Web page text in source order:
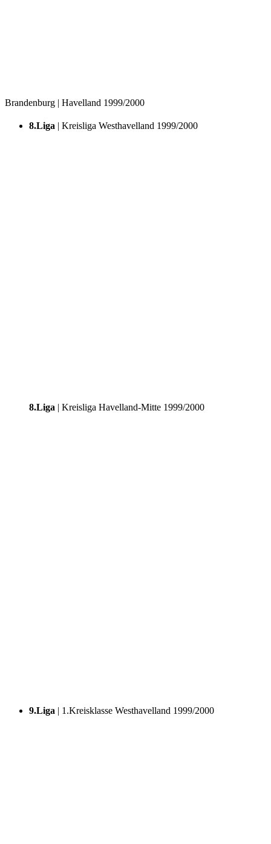
Brandenburg | Havelland 1999/2000
8.Liga | Kreisliga Westhavelland 1999/2000
8.Liga | Kreisliga Havelland-Mitte 1999/2000
9.Liga | 1.Kreisklasse Westhavelland 1999/2000